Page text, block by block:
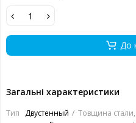
До
Загальні характеристики
Тип Двустенный Товщина